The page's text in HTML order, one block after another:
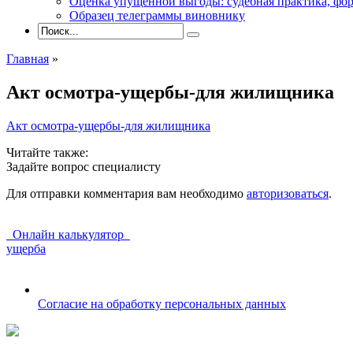
Образец телеграммы виновнику
Главная »
Акт осмотра-ущербы-для жилищника
Акт осмотра-ущербы-для жилищника
Читайте также:
Задайте вопрос специалисту
Для отправки комментария вам необходимо авторизоваться.
Онлайн калькулятор
ущерба
Согласие на обработку персональных данных